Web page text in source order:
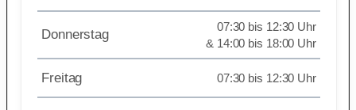
Donnerstag
07:30 bis 12:30 Uhr
& 14:00 bis 18:00 Uhr
Freitag 07:30 bis 12:30 Uhr